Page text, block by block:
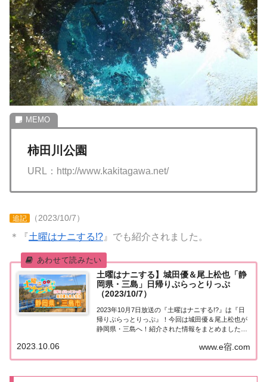
柿田川公園
URL：http://www.kakitagawa.net/
追記 （2023/10/7）
＊『土曜はナニする!?』でも紹介されました。
土曜はナニする】城田優＆尾上松也「静
岡県・三島」日帰りぷらっとりっぷ
（2023/10/7）
2023年10月7日放送の『土曜はナニする!?』は『日
帰りぷらっとりっぷ』！今回は城田優＆尾上松也が
静岡県・三島へ！紹介された情報をまとめました！
三島」仲良し芸能人が自由気ままに日帰り旅「日帰
りぷらっとりっぷ」！今週は城田優さん＆尾上...
www.e宿.com
2023.10.06